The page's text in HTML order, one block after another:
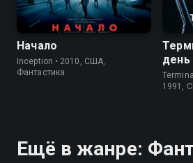
Начало
Inception • 2010, США,
Фантастика
день
1991,
Ещё в жанре: